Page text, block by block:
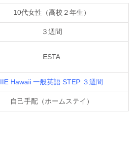
10代女性（高校２年生）
３週間
ESTA
IIE Hawaii 一般英語 STEP ３週間
自己手配（ホームステイ）